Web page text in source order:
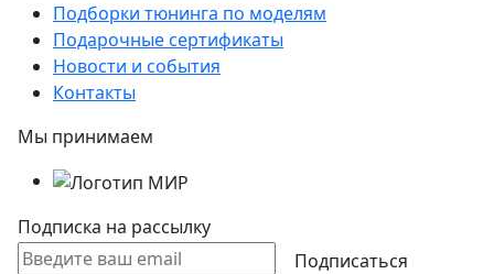
Подборки тюнинга по моделям
Подарочные сертификаты
Новости и события
Контакты
Мы принимаем
Подписка на рассылку
Подписаться